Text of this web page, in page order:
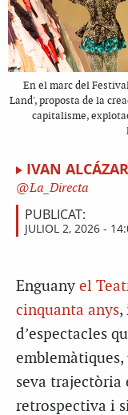
En el marc del
Land', proposta de la
capitalisme,
IVAN
La_Directa
PUBLICAT:
JULIOL 2, 2026 -
Enguany el
cinquanta anys,
d’espectacles
seva trajectòria
retrospectiva i